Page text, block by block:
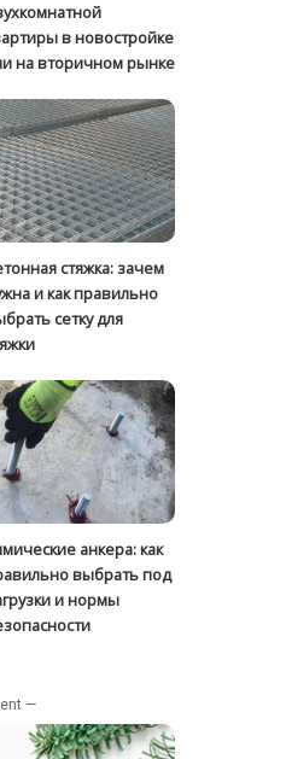
в новостройке
на вторичном рынке
стяжка: зачем
и как правильно
сетку для
анкера: как
выбрать под
и нормы
—